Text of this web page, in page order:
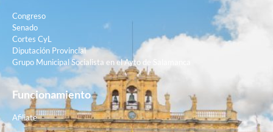
Congreso
Senado
Cortes CyL
Diputación Provincial
Grupo Municipal Socialista en el Ayto de Salamanca
Funcionamiento
Afiliate